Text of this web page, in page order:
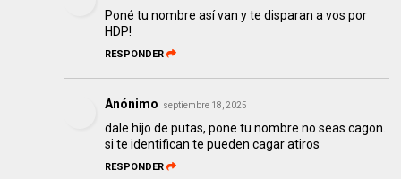
Poné tu nombre así van y te disparan a vos por
HDP!
RESPONDER
Anónimo septiembre 18, 2025
dale hijo de putas, pone tu nombre no seas cagon.
si te identifican te pueden cagar atiros
RESPONDER